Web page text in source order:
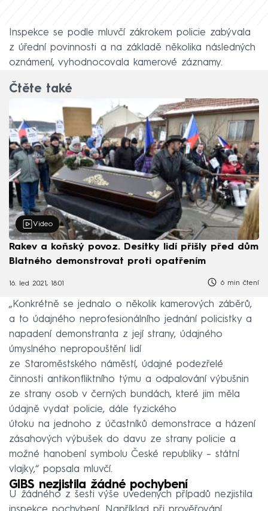
Inspekce se podle mluvčí zákrokem policie zabývala
z úřední povinnosti a na základě několika následných
oznámení, vyhodnocovala kamerové záznamy.
Čtěte také
Video
Rakev a koňský povoz. Desítky lidí přišly před dům
Blatného demonstrovat proti opatřením
16. led 2021, 18:01 6 min čtení
„Konkrétně se jednalo o několik kamerových záběrů,
a to údajného neprofesionálního jednání policistky a
napadení demonstranta z její strany, údajného
úmyslného nepropouštění lidí
ze Staroměstského náměstí, údajné podezřelé
činnosti antikonfliktního týmu a odpalování výbušnin
ze strany osob v černých bundách, které jim měla
údajně vydat policie, dále fyzického
útoku na jednoho z účastníků demonstrace a házení
zásahových výbušek do davu ze strany policie a
možné hanobení symbolu České republiky – státní
vlajky,“ popsala mluvčí.
GIBS nezjistila žádné pochybení
U žádného z šesti výše uvedených případů nezjistila